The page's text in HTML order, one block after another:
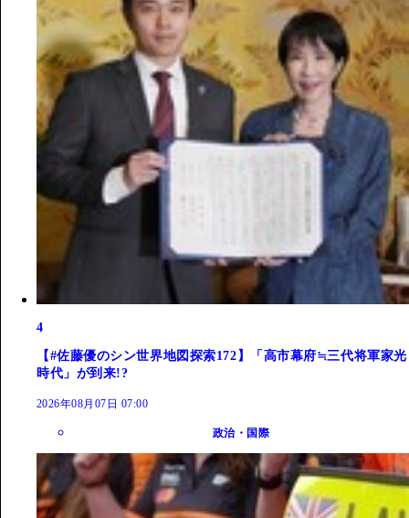
4
【#佐藤優のシン世界地図探索172】「高市幕府≒三代将軍家光
時代」が到来!?
2026年08月07日 07:00
政治・国際